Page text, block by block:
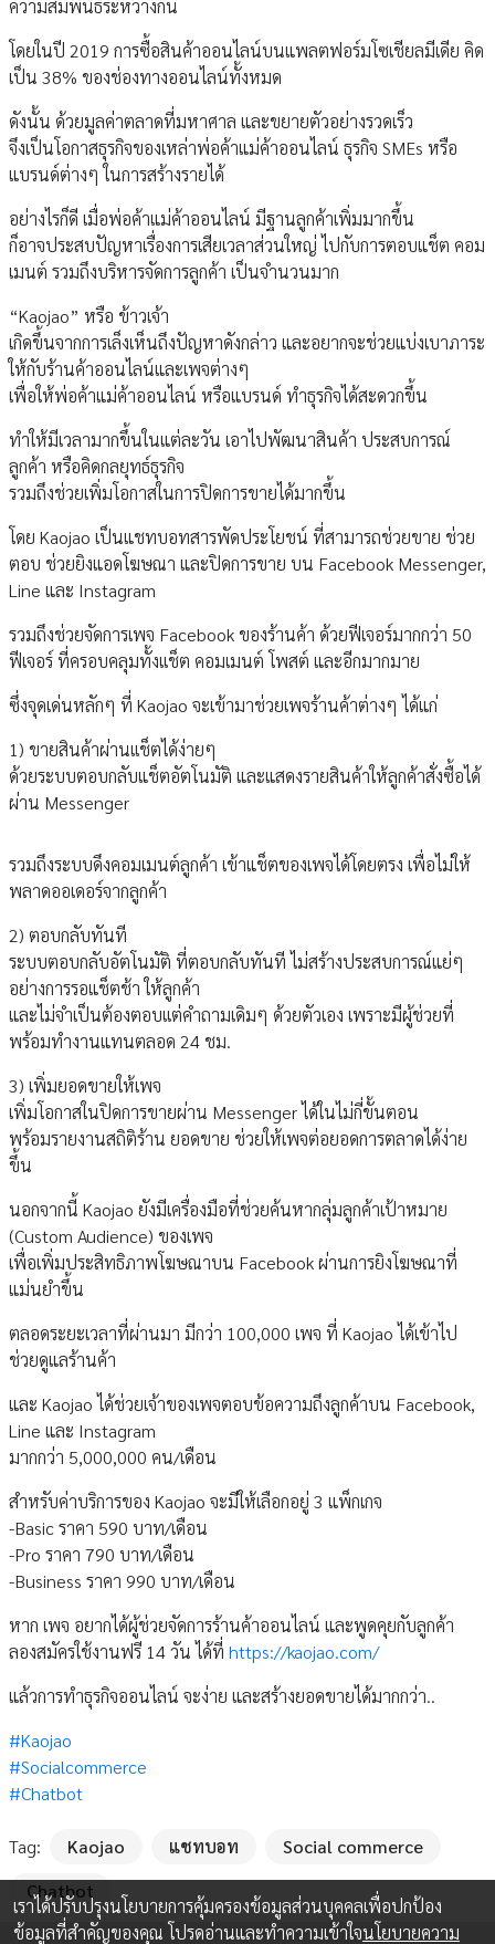
ความสัมพันธ์ระหว่างกัน
โดยในปี 2019 การซื้อสินค้าออนไลน์บนแพลตฟอร์มโซเชียลมีเดีย คิด
เป็น 38% ของช่องทางออนไลน์ทั้งหมด
ดังนั้น ด้วยมูลค่าตลาดที่มหาศาล และขยายตัวอย่างรวดเร็ว
จึงเป็นโอกาสธุรกิจของเหล่าพ่อค้าแม่ค้าออนไลน์ ธุรกิจ SMEs หรือ
แบรนด์ต่างๆ ในการสร้างรายได้
อย่างไรก็ดี เมื่อพ่อค้าแม่ค้าออนไลน์ มีฐานลูกค้าเพิ่มมากขึ้น
ก็อาจประสบปัญหาเรื่องการเสียเวลาส่วนใหญ่ ไปกับการตอบแช็ต คอม
เมนต์ รวมถึงบริหารจัดการลูกค้า เป็นจำนวนมาก
“Kaojao” หรือ ข้าวเจ้า
เกิดขึ้นจากการเล็งเห็นถึงปัญหาดังกล่าว และอยากจะช่วยแบ่งเบาภาระ
ให้กับร้านค้าออนไลน์และเพจต่างๆ
เพื่อให้พ่อค้าแม่ค้าออนไลน์ หรือแบรนด์ ทำธุรกิจได้สะดวกขึ้น
ทำให้มีเวลามากขึ้นในแต่ละวัน เอาไปพัฒนาสินค้า ประสบการณ์
ลูกค้า หรือคิดกลยุทธ์ธุรกิจ
รวมถึงช่วยเพิ่มโอกาสในการปิดการขายได้มากขึ้น
โดย Kaojao เป็นแชทบอทสารพัดประโยชน์ ที่สามารถช่วยขาย ช่วย
ตอบ ช่วยยิงแอดโฆษณา และปิดการขาย บน Facebook Messenger,
Line และ Instagram
รวมถึงช่วยจัดการเพจ Facebook ของร้านค้า ด้วยฟีเจอร์มากกว่า 50
ฟีเจอร์ ที่ครอบคลุมทั้งเเช็ต คอมเมนต์ โพสต์ และอีกมากมาย
ซึ่งจุดเด่นหลักๆ ที่ Kaojao จะเข้ามาช่วยเพจร้านค้าต่างๆ ได้แก่
1) ขายสินค้าผ่านเเช็ตได้ง่ายๆ
ด้วยระบบตอบกลับแช็ตอัตโนมัติ และแสดงรายสินค้าให้ลูกค้าสั่งซื้อได้
ผ่าน Messenger
รวมถึงระบบดึงคอมเมนต์ลูกค้า เข้าแช็ตของเพจได้โดยตรง เพื่อไม่ให้
พลาดออเดอร์จากลูกค้า
2) ตอบกลับทันที
ระบบตอบกลับอัตโนมัติ ที่ตอบกลับทันที ไม่สร้างประสบการณ์แย่ๆ
อย่างการรอแช็ตช้า ให้ลูกค้า
และไม่จำเป็นต้องตอบเเต่คำถามเดิมๆ ด้วยตัวเอง เพราะมีผู้ช่วยที่
พร้อมทำงานแทนตลอด 24 ชม.
3) เพิ่มยอดขายให้เพจ
เพิ่มโอกาสในปิดการขายผ่าน Messenger ได้ในไม่กี่ขั้นตอน
พร้อมรายงานสถิติร้าน ยอดขาย ช่วยให้เพจต่อยอดการตลาดได้ง่าย
ขึ้น
นอกจากนี้ Kaojao ยังมีเครื่องมือที่ช่วยค้นหากลุ่มลูกค้าเป้าหมาย
(Custom Audience) ของเพจ
เพื่อเพิ่มประสิทธิภาพโฆษณาบน Facebook ผ่านการยิงโฆษณาที่
แม่นยำขึ้น
ตลอดระยะเวลาที่ผ่านมา มีกว่า 100,000 เพจ ที่ Kaojao ได้เข้าไป
ช่วยดูแลร้านค้า
และ Kaojao ได้ช่วยเจ้าของเพจตอบข้อความถึงลูกค้าบน Facebook,
Line และ Instagram
มากกว่า 5,000,000 คน/เดือน
สำหรับค่าบริการของ Kaojao จะมีให้เลือกอยู่ 3 แพ็กเกจ
-Basic ราคา 590 บาท/เดือน
-Pro ราคา 790 บาท/เดือน
-Business ราคา 990 บาท/เดือน
หาก เพจ อยากได้ผู้ช่วยจัดการร้านค้าออนไลน์ และพูดคุยกับลูกค้า
ลองสมัครใช้งานฟรี 14 วัน ได้ที่ https://kaojao.com/
แล้วการทำธุรกิจออนไลน์ จะง่าย และสร้างยอดขายได้มากกว่า..
#Kaojao
#Socialcommerce
#Chatbot
Tag: Kaojao แชทบอท
Social commerce
Chatbot
เราได้ปรับปรุงนโยบายการคุ้มครองข้อมูลส่วนบุคคลเพื่อปกป้อง
ข้อมูลที่สำคัญของคุณ โปรดอ่านและทำความเข้าใจนโยบายความ